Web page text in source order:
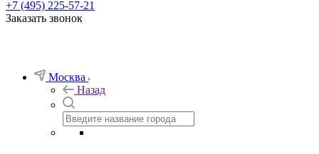
+7 (495) 225-57-21
Заказать звонок
Москва
Назад